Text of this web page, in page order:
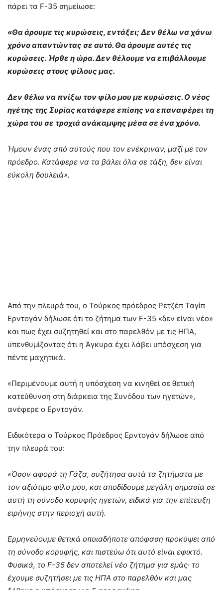
πάρει τα F-35 σημείωσε:
«Θα άρουμε τις κυρώσεις, εντάξει; Δεν θέλω να χάνω
χρόνο απαντώντας σε αυτό. Θα άρουμε αυτές τις
κυρώσεις. Ήρθε η ώρα. Δεν θέλουμε να επιβάλλουμε
κυρώσεις στους φίλους μας.
Δεν θέλω να πνίξω τον φίλο μου με κυρώσεις. Ο νέος
ηγέτης της Συρίας κατάφερε επίσης να επαναφέρει τη
χώρα του σε τροχιά ανάκαμψης μέσα σε ένα χρόνο.
Ήμουν ένας από αυτούς που τον ενέκριναν, μαζί με τον
πρόεδρο. Κατάφερε να τα βάλει όλα σε τάξη, δεν είναι
εύκολη δουλειά».
Από την πλευρά του, ο Τούρκος πρόεδρος Ρετζέπ Ταγίπ
Ερντογάν δήλωσε ότι το ζήτημα των F-35 «δεν είναι νέο»
και πως έχει συζητηθεί και στο παρελθόν με τις ΗΠΑ,
υπενθυμίζοντας ότι η Άγκυρα έχει λάβει υπόσχεση για
πέντε μαχητικά.
«Περιμένουμε αυτή η υπόσχεση να κινηθεί σε θετική
κατεύθυνση στη διάρκεια της Συνόδου των ηγετών»,
ανέφερε ο Ερντογάν.
Ειδικότερα ο Τούρκος Πρόεδρος Ερντογάν δήλωσε από
την πλευρά του:
«Όσον αφορά τη Γάζα, συζήτησα αυτά τα ζητήματα με
τον αξιότιμο φίλο μου, και αποδίδουμε μεγάλη σημασία σε
αυτή τη σύνοδο κορυφής ηγετών, ειδικά για την επίτευξη
ειρήνης στην περιοχή αυτή.
Ερμηνεύουμε θετικά οποιαδήποτε απόφαση προκύψει από
τη σύνοδο κορυφής, και πιστεύω ότι αυτό είναι εφικτό.
Φυσικά, το F-35 δεν αποτελεί νέο ζήτημα για εμάς· το
έχουμε συζητήσει με τις ΗΠΑ στο παρελθόν και μας